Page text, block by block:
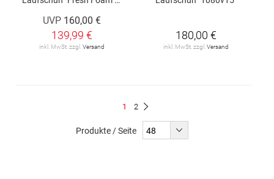
UVP 160,00 €
139,99 €
inkl. MwSt. zzgl. Versand
180,00 €
inkl. MwSt. zzgl. Versand
Du
gerade
1 Seite
2
Produkte / Seite